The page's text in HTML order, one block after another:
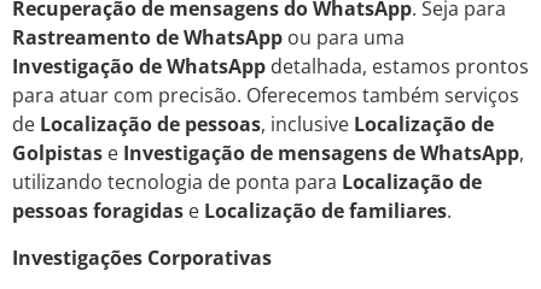
Recuperação de mensagens do WhatsApp. Seja para
Rastreamento de WhatsApp ou para uma
Investigação de WhatsApp detalhada, estamos prontos
para atuar com precisão. Oferecemos também serviços
de Localização de pessoas, inclusive Localização de
Golpistas e Investigação de mensagens de WhatsApp,
utilizando tecnologia de ponta para Localização de
pessoas foragidas e Localização de familiares.
Investigações Corporativas